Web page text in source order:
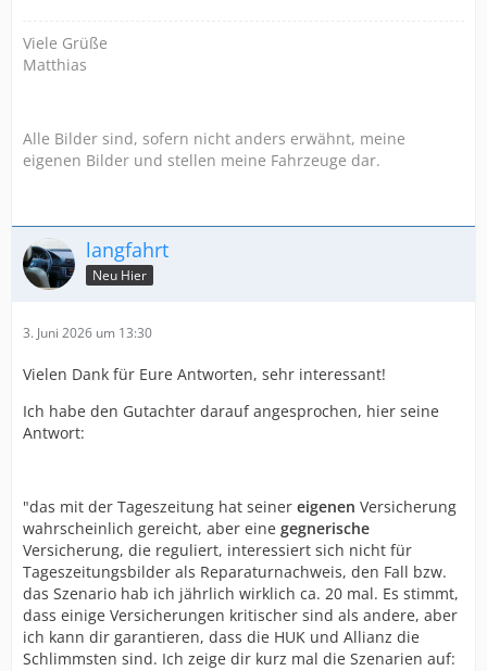
Viele Grüße
Matthias
Alle Bilder sind, sofern nicht anders erwähnt, meine
eigenen Bilder und stellen meine Fahrzeuge dar.
langfahrt
Neu Hier
3. Juni 2026 um 13:30
Vielen Dank für Eure Antworten, sehr interessant!
Ich habe den Gutachter darauf angesprochen, hier seine
Antwort:
"das mit der Tageszeitung hat seiner eigenen Versicherung
wahrscheinlich gereicht, aber eine gegnerische
Versicherung, die reguliert, interessiert sich nicht für
Tageszeitungsbilder als Reparaturnachweis, den Fall bzw.
das Szenario hab ich jährlich wirklich ca. 20 mal. Es stimmt,
dass einige Versicherungen kritischer sind als andere, aber
ich kann dir garantieren, dass die HUK und Allianz die
Schlimmsten sind. Ich zeige dir kurz mal die Szenarien auf: